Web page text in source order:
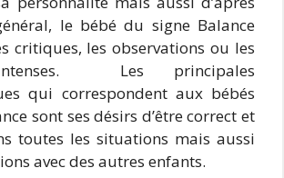
le bébé du signe Balance
critiques, les observations ou les
Les principales
qui correspondent aux bébés
sont ses désirs d’être correct et
toutes les situations mais aussi
avec des autres enfants.